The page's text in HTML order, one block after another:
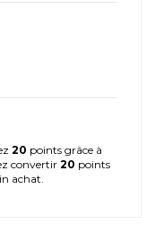
20 points grâce à
convertir 20 points
achat.